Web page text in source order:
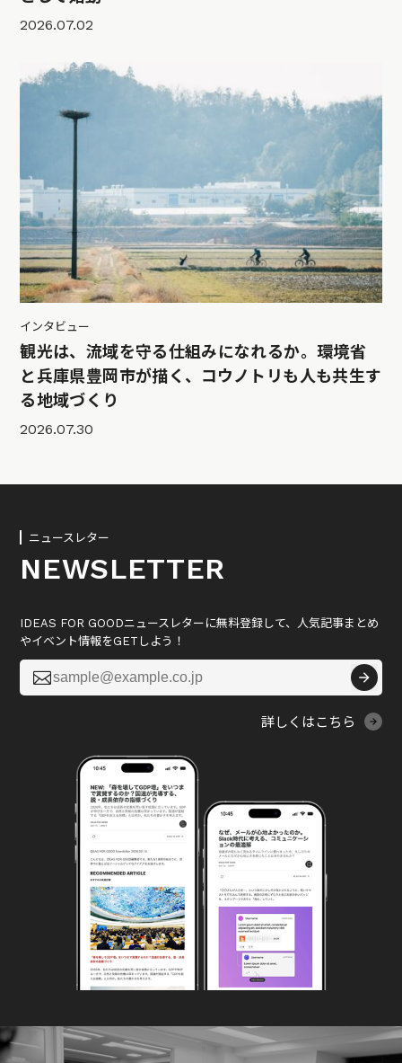
2026.07.02
インタビュー
観光は、流域を守る仕組みになれるか。環境省
と兵庫県豊岡市が描く、コウノトリも人も共生す
る地域づくり
2026.07.30
ニュースレター
NEWSLETTER
IDEAS FOR GOODニュースレターに無料登録して、人気記事まとめ
やイベント情報をGETしよう！

詳しくはこちら